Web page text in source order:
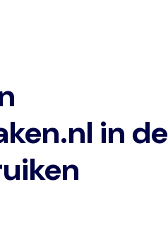
in de